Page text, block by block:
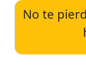
No te